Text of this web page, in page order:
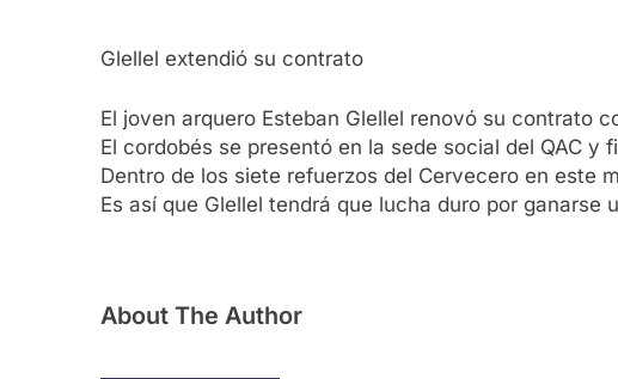
Glellel extendió su contrato
El joven arquero Esteban Glellel renovó su contrato
El cordobés se presentó en la sede social del QAC y
Dentro de los siete refuerzos del Cervecero en este
Es así que Glellel tendrá que lucha duro por ganarse
About The Author